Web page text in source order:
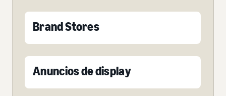
Brand Stores
Anuncios de display